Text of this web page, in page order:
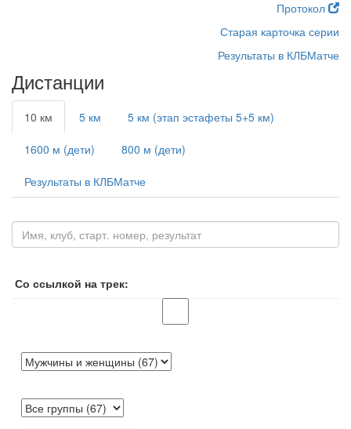
Протокол
Старая карточка серии
Результаты в КЛБМатче
Дистанции
10 км 5 км 5 км (этап эстафеты 5+5 км)
1600 м (дети) 800 м (дети)
Результаты в КЛБМатче
Со ссылкой на трек: